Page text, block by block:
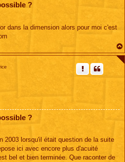
?
dans la dimension alors pour moi c'est
?
2003 lorsqu'il était question de la suite
ici avec encore plus d'acuité
bel et bien terminée. Que raconter de